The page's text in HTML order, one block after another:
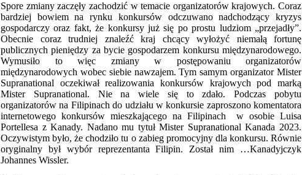
Spore zmiany zaczęły zachodzić w temacie organizatorów krajowych. Coraz
bardziej bowiem na rynku konkursów odczuwano nadchodzący kryzys
gospodarczy oraz fakt, że konkursy już się po prostu ludziom „przejadły”.
Obecnie coraz trudniej znaleźć kraj chcący wyłożyć niemałą fortunę
publicznych pieniędzy za bycie gospodarzem konkursu międzynarodowego.
Wymusiło to więc zmiany w postępowaniu organizatorów
międzynarodowych wobec siebie nawzajem. Tym samym organizator Mister
Supranational oczekiwał realizowania konkursów krajowych pod marką
Mister Supranational. Nie na wiele się to zdało. Podczas pobytu
organizatorów na Filipinach do udziału w konkursie zaproszono komentatora
internetowego konkursów mieszkającego na Filipinach w osobie Luisa
Portellesa z Kanady. Nadano mu tytuł Mister Supranational Kanada 2023.
Oczywistym było, że chodziło tu o zabieg promocyjny dla konkursu. Równie
oryginalny był wybór reprezentanta Filipin. Został nim …Kanadyjczyk
Johannes Wissler.